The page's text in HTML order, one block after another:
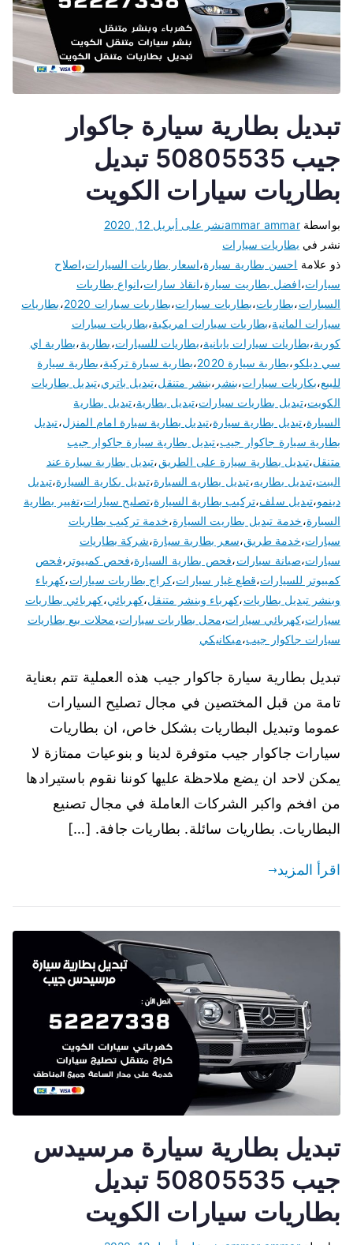
تبديل بطارية سيارة جاكوار
جيب 50805535 تبديل
بطاريات سيارات الكويت
بواسطةammar ammarنشر على أبريل 12, 2020
نشر في بطاريات سيارات
ذو علامة احسن بطارية سيارة،اسعار بطاريات السيارات،اصلاح
سيارات،افضل بطاريت سيارة،انقاذ سارات،انواع بطاريات
السيارات،بطاريات،بطاريات سيارات،بطاريات سيارات 2020 ،بطاريات
سيارات المانية،بطاريات سيارات امريكية،بطاريات سيارات
كورية،بطاريات سيارات يابانية،بطاريات للسيارات،بطارية،بطارية اي
سي ديلكو،بطارية سيارة 2020 ،بطارية سيارة تركية،بطارية سيارة
للبيع،بكاريات سيارات،بنشر ،بنشر متنقل،تبديل باتري،تبديل بطاريات
الكويت،تبديل بطاريات سيارات،تبديل بطارية،تبديل بطارية
السيارة،تبديل بطارية سيارة،تبديل بطارية سيارة امام المنزل،تبديل
بطارية سيارة جاكوار جيب،تبديل بطارية سيارة جاكوار جيب
متنقل،تبديل بطارية سيارة على الطريق،تبديل بطارية سيارة عند
البيت،تبديل بطاريه،تبديل بطاريه السيارة،تبديل بكارية السيارة،تبديل
دينمو،تبديل سلف،تركيب بطارية السيارة،تصليح سيارات،تغيير بطارية
السيارة،خدمة تبديل بطاريت السيارة،خدمة تركيب بطاريات
سيارات،خدمة طريق،سعر بطارية سيارة،شركة بطاريات
سيارات،صيانة سيارات،فحص بطارية السيارة،فحص كمبيوتر ،فحص
كمبيوتر للسيارات،قطع غيار سيارات،كراج بطاريات سيارات،كهرباء
وبنشر تبديل بطاريات،كهرباء وبنشر متنقل،كهربائي،كهربائي بطاريات
سيارات،كهربائي سيارات،محل بطاريات سيارات،محلات بيع بطاريات
سيارات جاكوار جيب،ميكانيكي
تبديل بطارية سيارة جاكوار جيب هذه العملية تتم بعناية
تامة من قبل المختصين في مجال تصليح السيارات
عموما وتبديل البطاريات بشكل خاص، ان بطاريات
سيارات جاكوار جيب متوفرة لدينا و بنوعيات ممتازة لا
يمكن لاحد ان يضع ملاحظة عليها كوننا نقوم باستيرادها
من افخم واكبر الشركات العاملة في مجال تصنيع
البطاريات. بطاريات سائلة. بطاريات جافة. […]
اقرأ المزيد
تبديل بطارية سيارة مرسيدس
جيب 50805535 تبديل
بطاريات سيارات الكويت